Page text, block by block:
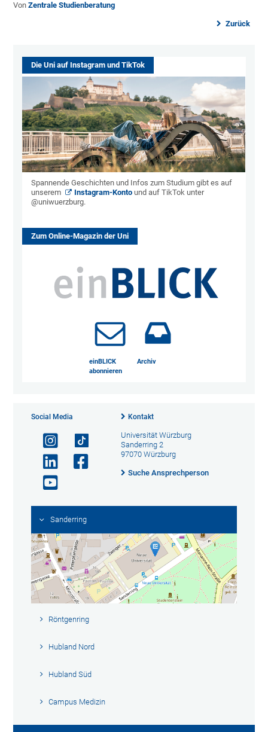
VonZentrale Studienberatung
Zurück
Die Uni auf Instagram und TikTok
Spannende Geschichten und Infos zum Studium gibt es auf
unserem
Instagram-Konto und auf TikTok unter
@uniwuerzburg.
Zum Online-Magazin der Uni
einBLICK
abonnieren
Archiv
Social Media Kontakt
Universität Würzburg
Sanderring 2
97070 Würzburg
Suche Ansprechperson
Sanderring
Röntgenring
Hubland Nord
Hubland Süd
Campus Medizin